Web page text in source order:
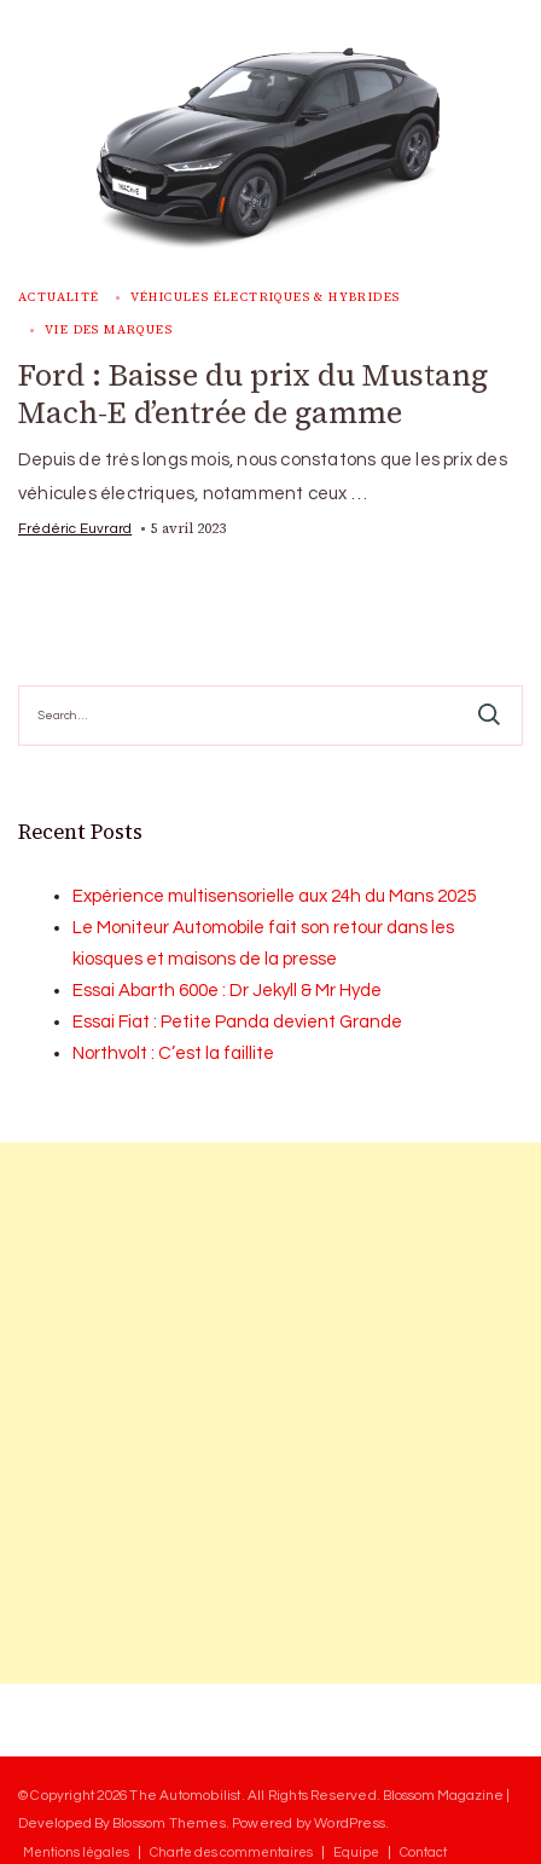
ACTUALITÉ VÉHICULES ÉLECTRIQUES & HYBRIDES
VIE DES MARQUES
Ford : Baisse du prix du Mustang
Mach-E d’entrée de gamme
Depuis de très longs mois, nous constatons que les prix des
véhicules électriques, notamment ceux …
Frédéric Euvrard 5 avril 2023
for:
Recent Posts
Expérience multisensorielle aux 24h du Mans 2025
Le Moniteur Automobile fait son retour dans les
kiosques et maisons de la presse
Essai Abarth 600e : Dr Jekyll & Mr Hyde
Essai Fiat : Petite Panda devient Grande
Northvolt : C’est la faillite
© Copyright 2026The Automobilist. All Rights Reserved. Blossom Magazine |
Developed By Blossom Themes. Powered byWordPress
Mentions légales Charte des commentaires Equipe Contact